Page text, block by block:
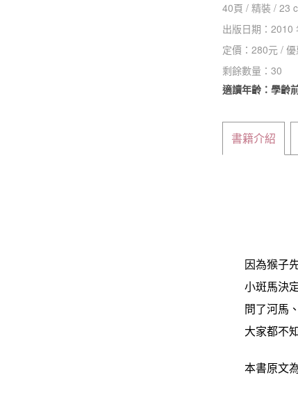
40頁 /精裝 /23
出版日期：2010
定價：280元 / 優
剩餘數量：30
適讀年齡：學齡
書籍介紹
因為猴子先
小斑馬決定
問了河馬、
大家都不知
本書原文為